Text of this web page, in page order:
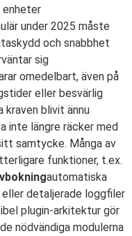
enheter
under 2025 måste
och snabbhet
sig
omedelbart, även på
eller besvärlig
kraven blivit ännu
inte längre räcker med
samtycke. Många av
funktioner, t.ex.
automatiska
detaljerade loggfiler
plugin-arkitektur gör
nödvändiga modulerna